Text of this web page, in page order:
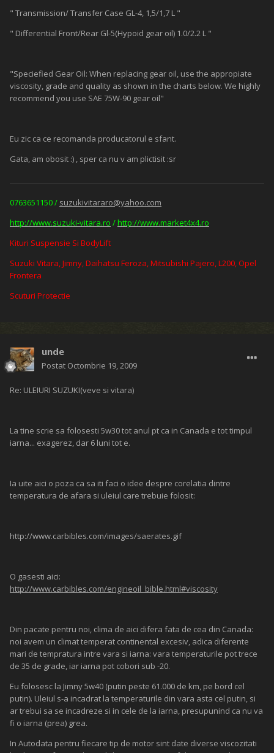
" Transmission/ Transfer Case GL-4, 1,5/1,7 L "
" Differential Front/Rear Gl-5(Hypoid gear oil) 1.0/2.2 L "
"Speciefied Gear Oil: When replacing gear oil, use the appropiate
viscosity, grade and quality as shown in the charts below. We highly
recommend you use SAE 75W-90 gear oil"
Eu zic ca ce recomanda producatorul e sfant.
Gata, am obosit :) , sper ca nu v am plictisit :sr
0763651150 / suzukivitararo@yahoo.com
http://www.suzuki-vitara.ro /http://www.market4x4.ro
Kituri Suspensie Si BodyLift
Suzuki Vitara, Jimny, Daihatsu Feroza, Mitsubishi Pajero, L200, Opel
Frontera
Scuturi Protectie
unde
Postat Octombrie 19, 2009
Re: ULEIURI SUZUKI(veve si vitara)
La tine scrie sa folosesti 5w30 tot anul pt ca in Canada e tot timpul
iarna... exagerez, dar 6 luni tot e.
Ia uite aici o poza ca sa iti faci o idee despre corelatia dintre
temperatura de afara si uleiul care trebuie folosit:
http://www.carbibles.com/images/saerates.gif
O gasesti aici:
http://www.carbibles.com/engineoil_bible.html#viscosity
Din pacate pentru noi, clima de aici difera fata de cea din Canada:
noi avem un climat temperat continental excesiv, adica diferente
mari de tempratura intre vara si iarna: vara temperaturile pot trece
de 35 de grade, iar iarna pot cobori sub -20.
Eu folosesc la Jimny 5w40 (putin peste 61.000 de km, pe bord cel
putin). Uleiul s-a incadrat la temperaturile din vara asta cel putin, si
ar trebui sa se incadreze si in cele de la iarna, presupunind ca nu va
fi o iarna (prea) grea.
In Autodata pentru fiecare tip de motor sint date diverse viscozitati